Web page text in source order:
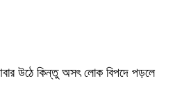
উঠে কিন্তু অসৎ লোক বিপদে পড়লে